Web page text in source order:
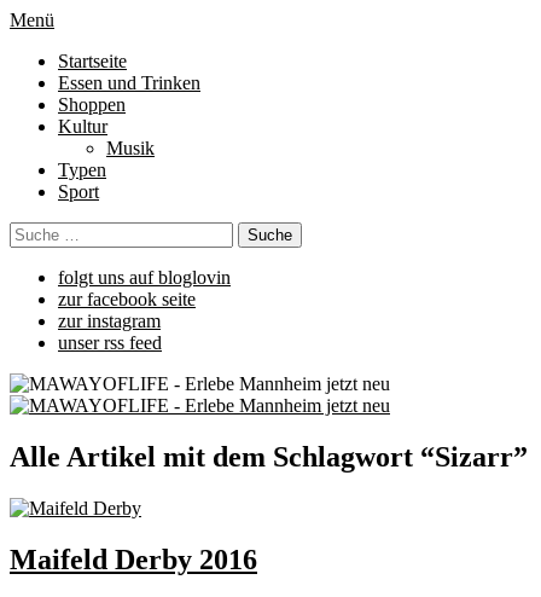
Menü
Startseite
Essen und Trinken
Shoppen
Kultur
Musik
Typen
Sport
folgt uns auf bloglovin
zur facebook seite
zur instagram
unser rss feed
Alle Artikel mit dem Schlagwort “Sizarr”
Maifeld Derby 2016